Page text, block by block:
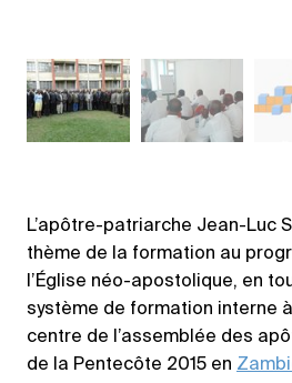
L’apôtre-patriarche Jean-Luc
thème de la formation au
l’Église néo-apostolique, en
système de formation interne
centre de l’assemblée des
de la Pentecôte 2015 en